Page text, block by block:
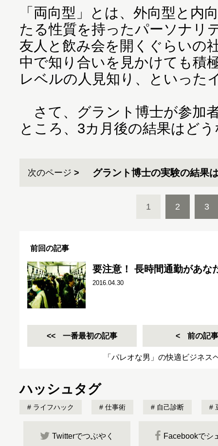
「両向型」とは、外向型と内
たる性質を持ったパーソナリ
友人と飲み会を開くぐらいの
中で知り合いを見かけても積
レベルの人見知り、といった
さて、グラント博士が参加
ところ、3カ月後の結果はど
次のページ グラント博士の実験の結果
1 2 3
前回の記事
要注意！ 長時間通勤があな
2016.04.30
一番最初の記事 前の記事
「パレオな男」の快適ビジネス
ハッシュタグ
ライフハック 仕事術 自己診断
Twitterでつぶやく Facebookでシ